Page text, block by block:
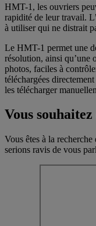
HMT-1, les ouvriers
rapidité de leur travail.
à utiliser qui ne distrait
Le HMT-1 permet une
résolution, ainsi qu’une
photos, faciles à
téléchargées
les télécharger
Vous
Vous êtes à la
serions ravis de vous